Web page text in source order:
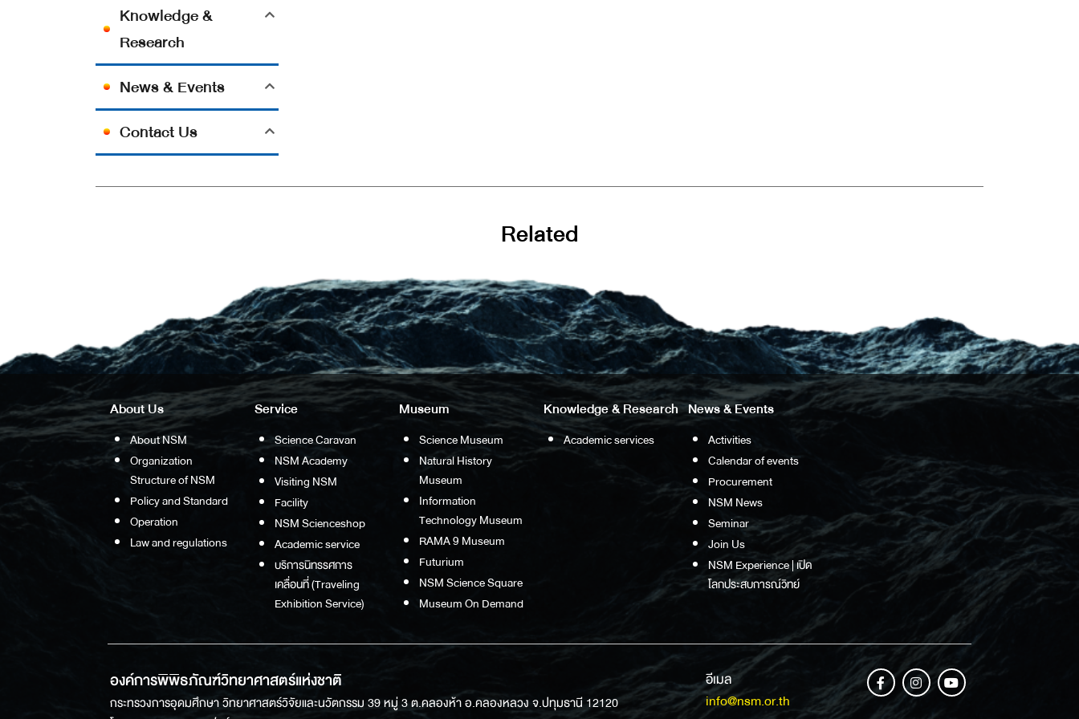
Knowledge &
Research
News & Events
Contact Us
Related
About Us
About NSM
Organization
Structure of NSM
Policy and Standard
Operation
Law and regulations
Service
Science Caravan
NSM Academy
Visiting NSM
Facility
NSM Scienceshop
Academic service
บริการนิทรรศการ
เคลื่อนที่ (Traveling
Exhibition Service)
Museum
Science Museum
Natural History
Museum
Information
Technology Museum
RAMA 9 Museum
Futurium
NSM Science Square
Museum On Demand
Knowledge & Research
Academic services
News & Events
Activities
Calendar of events
Procurement
NSM News
Seminar
Join Us
NSM Experience | เปิด
โลกประสบการณ์วิทย์
องค์การพิพิธภัณฑ์วิทยาศาสตร์แห่งชาติ
กระทรวงการอุดมศึกษา วิทยาศาสตร์วิจัยและนวัตกรรม 39 หมู่ 3 ต.คลองห้า อ.คลองหลวง จ.ปทุมธานี 12120
อีเมล
info@nsm.or.th